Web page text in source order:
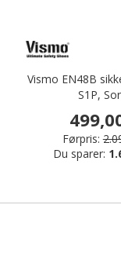
Vismo EN48B
S1P,
Førpris:
Du sparer: